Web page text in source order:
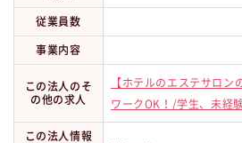
従業員数
事業内容
この法人のそ
の他の求人
【ホテルのエステサロ
ワークOK！/学生、未経
この法人情報